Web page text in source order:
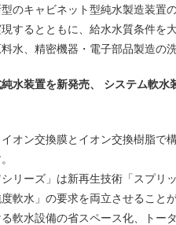
のキャビネット型純水製造装置
するとともに、給水水質条件を
水、精密機器・電子部品製造の
純水装置を新発売、 システム軟水
オン交換膜とイオン交換樹脂
シリーズ」は新再生技術「スプ
軟水」の要求を両立させることが
軟水設備の省スペース化、ト